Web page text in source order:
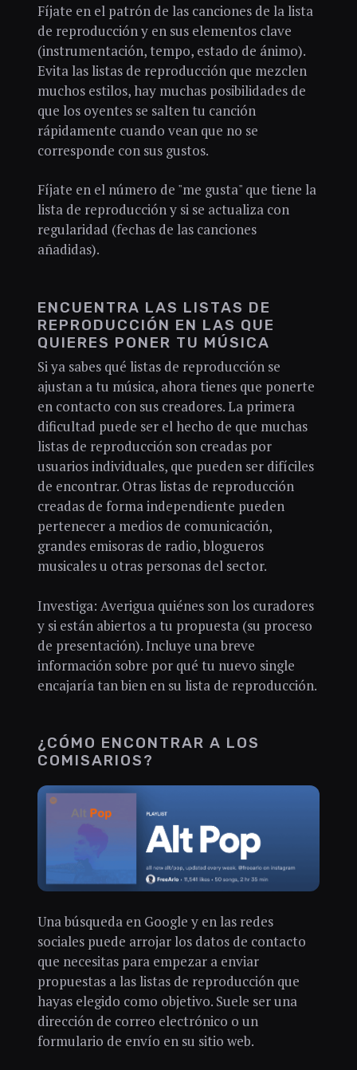
Fíjate en el patrón de las canciones de la lista
de reproducción y en sus elementos clave
(instrumentación, tempo, estado de ánimo).
Evita las listas de reproducción que mezclen
muchos estilos, hay muchas posibilidades de
que los oyentes se salten tu canción
rápidamente cuando vean que no se
corresponde con sus gustos.
Fíjate en el número de "me gusta" que tiene la
lista de reproducción y si se actualiza con
regularidad (fechas de las canciones
añadidas).
ENCUENTRA LAS LISTAS DE
REPRODUCCIÓN EN LAS QUE
QUIERES PONER TU MÚSICA
Si ya sabes qué listas de reproducción se
ajustan a tu música, ahora tienes que ponerte
en contacto con sus creadores. La primera
dificultad puede ser el hecho de que muchas
listas de reproducción son creadas por
usuarios individuales, que pueden ser difíciles
de encontrar. Otras listas de reproducción
creadas de forma independiente pueden
pertenecer a medios de comunicación,
grandes emisoras de radio, blogueros
musicales u otras personas del sector.
Investiga: Averigua quiénes son los curadores
y si están abiertos a tu propuesta (su proceso
de presentación). Incluye una breve
información sobre por qué tu nuevo single
encajaría tan bien en su lista de reproducción.
¿CÓMO ENCONTRAR A LOS
COMISARIOS?
Una búsqueda en Google y en las redes
sociales puede arrojar los datos de contacto
que necesitas para empezar a enviar
propuestas a las listas de reproducción que
hayas elegido como objetivo. Suele ser una
dirección de correo electrónico o un
formulario de envío en su sitio web.